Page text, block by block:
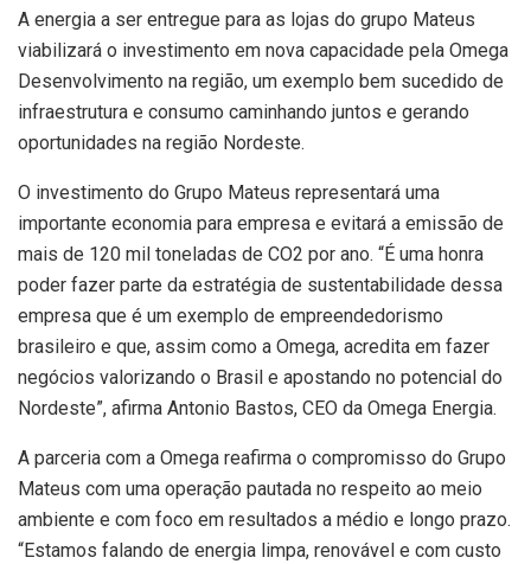
A energia a ser entregue para as lojas do grupo Mateus
viabilizará o investimento em nova capacidade pela Omega
Desenvolvimento na região, um exemplo bem sucedido de
infraestrutura e consumo caminhando juntos e gerando
oportunidades na região Nordeste.
O investimento do Grupo Mateus representará uma
importante economia para empresa e evitará a emissão de
mais de 120 mil toneladas de CO2 por ano. “É uma honra
poder fazer parte da estratégia de sustentabilidade dessa
empresa que é um exemplo de empreendedorismo
brasileiro e que, assim como a Omega, acredita em fazer
negócios valorizando o Brasil e apostando no potencial do
Nordeste”, afirma Antonio Bastos, CEO da Omega Energia.
A parceria com a Omega reafirma o compromisso do Grupo
Mateus com uma operação pautada no respeito ao meio
ambiente e com foco em resultados a médio e longo prazo.
“Estamos falando de energia limpa, renovável e com custo